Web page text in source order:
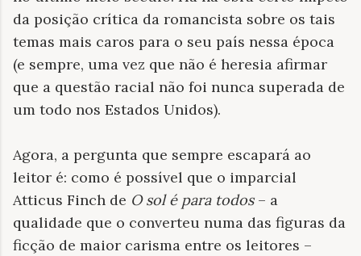
da posição crítica da romancista sobre os tais
temas mais caros para o seu país nessa época
(e sempre, uma vez que não é heresia afirmar
que a questão racial não foi nunca superada de
um todo nos Estados Unidos).
Agora, a pergunta que sempre escapará ao
leitor é: como é possível que o imparcial
Atticus Finch de O sol é para todos– a
qualidade que o converteu numa das figuras da
ficção de maior carisma entre os leitores –